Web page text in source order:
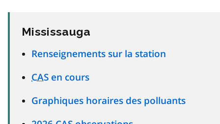
Mississauga
Renseignements sur la station
CAS en cours
Graphiques horaires des polluants